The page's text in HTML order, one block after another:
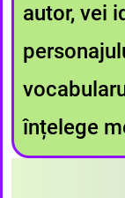
autor, vei
înțelege